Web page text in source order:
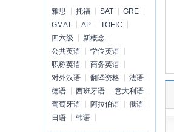
雅思 托福 SAT
GRE
GMAT
AP
TOEIC
四六级
新概念
公共英语
学位英语
职称英语
商务英语
对外汉语
翻译资格
法语
德语
西班牙语
意大利语
葡萄牙语
阿拉伯语
俄语
日语
韩语